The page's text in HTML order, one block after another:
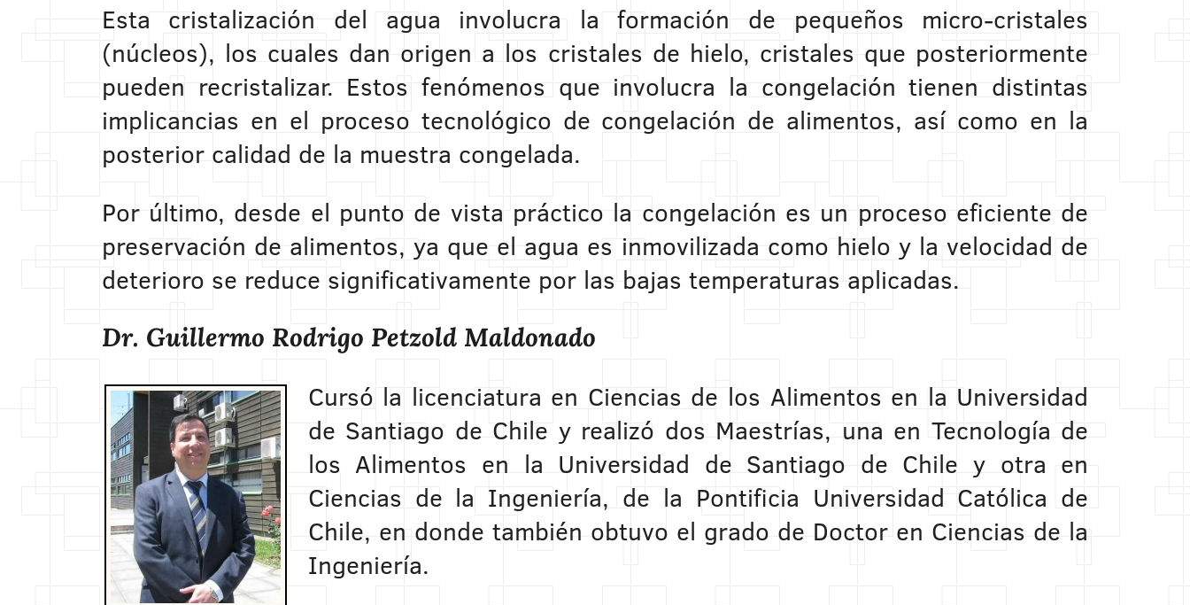
Esta cristalización del agua involucra la formación de pequeños micro-cristales
(núcleos), los cuales dan origen a los cristales de hielo, cristales que posteriormente
pueden recristalizar. Estos fenómenos que involucra la congelación tienen distintas
implicancias en el proceso tecnológico de congelación de alimentos, así como en la
posterior calidad de la muestra congelada.
Por último, desde el punto de vista práctico la congelación es un proceso eficiente de
preservación de alimentos, ya que el agua es inmovilizada como hielo y la velocidad de
deterioro se reduce significativamente por las bajas temperaturas aplicadas.
Dr. Guillermo Rodrigo Petzold Maldonado
Cursó la licenciatura en Ciencias de los Alimentos en la Universidad
de Santiago de Chile y realizó dos Maestrías, una en Tecnología de
los Alimentos en la Universidad de Santiago de Chile y otra en
Ciencias de la Ingeniería, de la Pontificia Universidad Católica de
Chile, en donde también obtuvo el grado de Doctor en Ciencias de la
Ingeniería.